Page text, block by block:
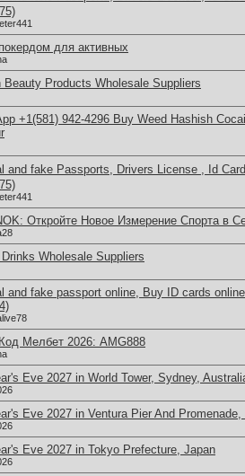
для активных
Beauty Products Wholesale Suppliers
+1(581) 942-4296 Buy Weed Hashish
and fake Passports, Drivers License , Id
Откройте Новое Измерение Спорта в
Drinks Wholesale Suppliers
and fake passport online, Buy ID cards
Мелбет 2026: AMG888
Eve 2027 in World Tower, Sydney,
Eve 2027 in Ventura Pier And Promenade,
Eve 2027 in Tokyo Prefecture, Japan